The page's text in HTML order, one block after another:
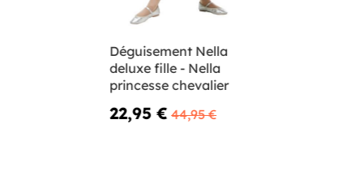
Déguisement Nella
deluxe fille - Nella
princesse chevalier
22,95 € 44,95 €